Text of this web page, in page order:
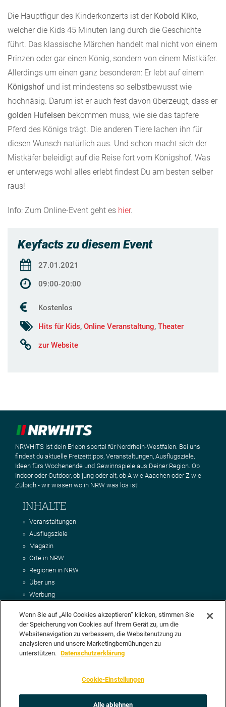
Die Hauptfigur des Kinderkonzerts ist der Kobold Kiko,
welcher die Kids 45 Minuten lang durch die Geschichte
führt. Das klassische Märchen handelt mal nicht von einem
Prinzen oder gar einen König, sondern von einem Mistkäfer.
Allerdings um einen ganz besonderen: Er lebt auf einem
Königshof und ist mindestens so selbstbewusst wie
hochnäsig. Darum ist er auch fest davon überzeugt, dass er
golden Hufeisen bekommen muss, wie sie das tapfere
Pferd des Königs trägt. Die anderen Tiere lachen ihn für
diesen Wunsch natürlich aus. Und schon macht sich der
Mistkäfer beleidigt auf die Reise fort vom Königshof. Was
er unterwegs wohl alles erlebt findest Du am besten selber
raus!
Info: Zum Online-Event geht es hier.
Keyfacts zu diesem Event
27.01.2021
09:00-20:00
Kostenlos
Hits für Kids, Online Veranstaltung, Theater
zur Website
NRWHITS ist dein Erlebnisportal für Nordrhein-Westfalen. Bei uns
findest du aktuelle Freizeittipps, Veranstaltungen, Ausflugsziele,
Ideen fürs Wochenende und Gewinnspiele aus Deiner Region. Ob
Indoor oder Outdoor, ob jung oder alt, ob A wie Aaachen oder Z wie
Zülpich - wir wissen wo in NRW was los ist!
INHALTE
Veranstaltungen
Ausflugsziele
Magazin
Orte in NRW
Regionen in NRW
Über uns
Werbung
Impressum
AGB
Datenschutz
DEIN VORSCHLAG FÜR NRWHITS
vorschlagen? Klasse, dann nutze doch einfach
Unsere Redaktion wird Deinen Vorschlag dann so schnell wie
Wenn Sie auf „Alle Cookies akzeptieren“ klicken, stimmen Sie
der Speicherung von Cookies auf Ihrem Gerät zu, um die
Websitenavigation zu verbessern, die Websitenutzung zu
analysieren und unsere Marketingbemühungen zu
unterstützen. Datenschutzerklärung
Cookie-Einstellungen
Alle ablehnen